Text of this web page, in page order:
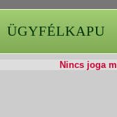
ÜGYFÉLKAPU
Nincs joga